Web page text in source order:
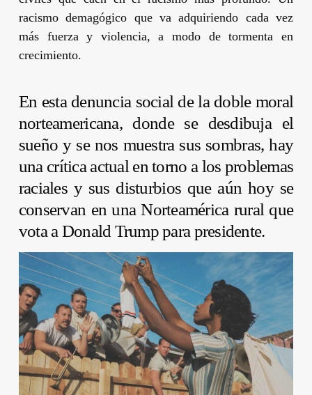
racismo demagógico que va adquiriendo cada vez
más fuerza y violencia, a modo de tormenta en
crecimiento.
En esta denuncia social de la doble moral
norteamericana, donde se desdibuja el
sueño y se nos muestra sus sombras, hay
una crítica actual en torno a los problemas
raciales y sus disturbios que aún hoy se
conservan en una Norteamérica rural que
vota aDonald Trumppara presidente.